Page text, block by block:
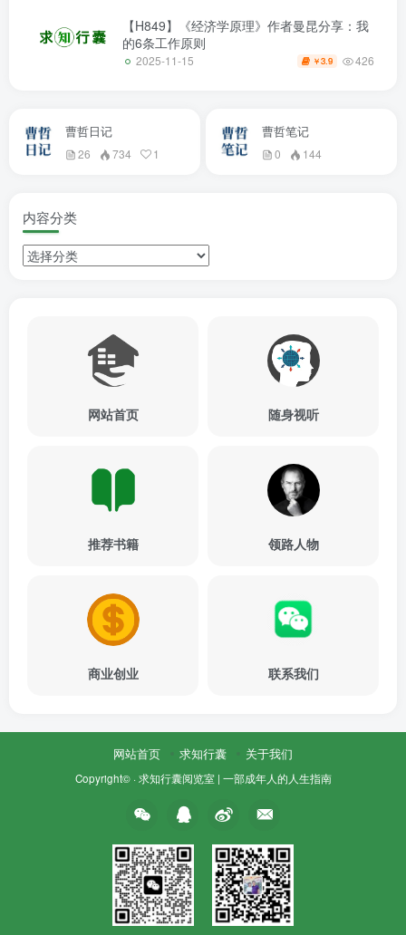
【H849】《经济学原理》作者曼昆分享：我
的6条工作原则
2025-11-15 ￥3.9 426
曹哲日记
26 734 1
曹哲笔记
0 144
内容分类
网站首页 随身视听
推荐书籍 领路人物
商业创业 联系我们
网站首页 求知行囊 关于我们
Copyright© · 求知行囊阅览室 | 一部成年人的人生指南